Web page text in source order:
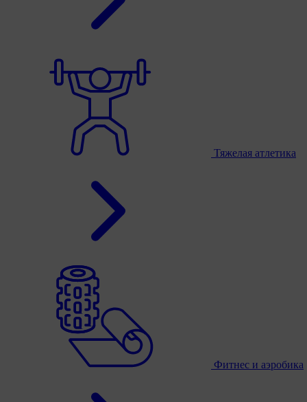
Тяжелая атлетика
Фитнес и аэробика